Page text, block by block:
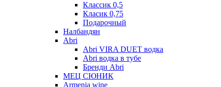
Классик 0,5
Класик 0,75
Подарочный
Налбандян
Abri
Abri VIRA DUET водка
Abri водка в тубе
Бренди Abri
МЕЦ СЮНИК
Armenia wine